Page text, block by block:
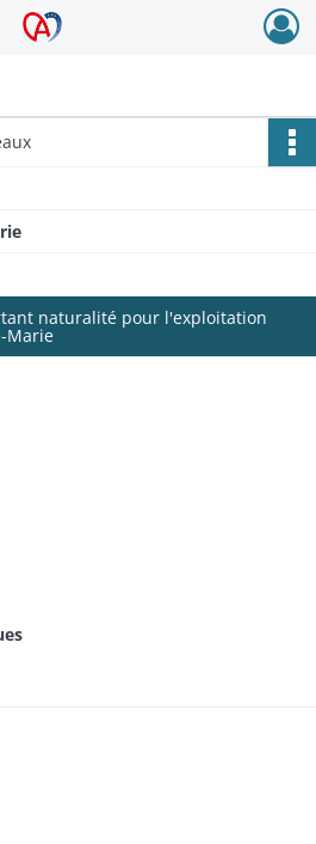
Alsace - Colmar
naturalité pour l'exploitation
Marie